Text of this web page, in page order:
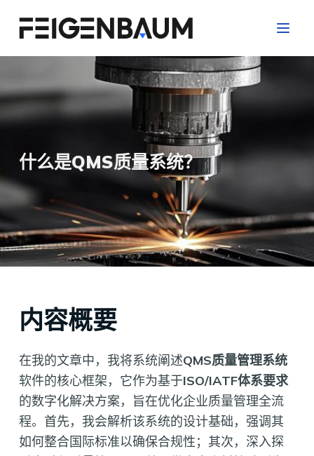
跳
过
内
什么是QMS质量系统？
内容概要
在我的文章中，我将系统阐述QMS质量管理系统
软件的核心框架，它作为基于ISO/IATF体系要求
的数字化解决方案，旨在优化企业质量管理全流
程。首先，我会解析该系统的设计基础，强调其
如何整合国际标准以确保合规性；其次，深入探